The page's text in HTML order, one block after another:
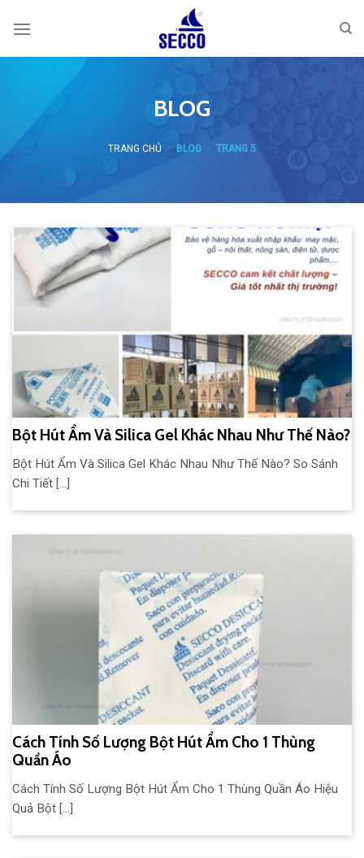
BLOG
TRANG CHỦ / BLOG TRANG 5
Bột Hút Ẩm Và Silica Gel Khác Nhau Như Thế Nào?
Bột Hút Ẩm Và Silica Gel Khác Nhau Như Thế Nào? So Sánh
Chi Tiết [...]
Cách Tính Số Lượng Bột Hút Ẩm Cho 1 Thùng
Quần Áo
Cách Tính Số Lượng Bột Hút Ẩm Cho 1 Thùng Quần Áo Hiệu
Quả Bột [...]